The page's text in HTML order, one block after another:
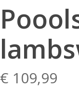
€ 109,99